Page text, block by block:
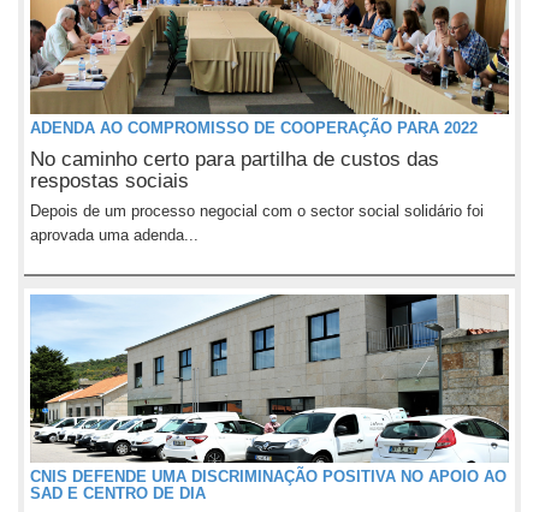
ADENDA AO COMPROMISSO DE COOPERAÇÃO PARA 2022
No caminho certo para partilha de custos das
respostas sociais
Depois de um processo negocial com o sector social solidário foi
aprovada uma adenda...
CNIS DEFENDE UMA DISCRIMINAÇÃO POSITIVA NO APOIO AO
SAD E CENTRO DE DIA